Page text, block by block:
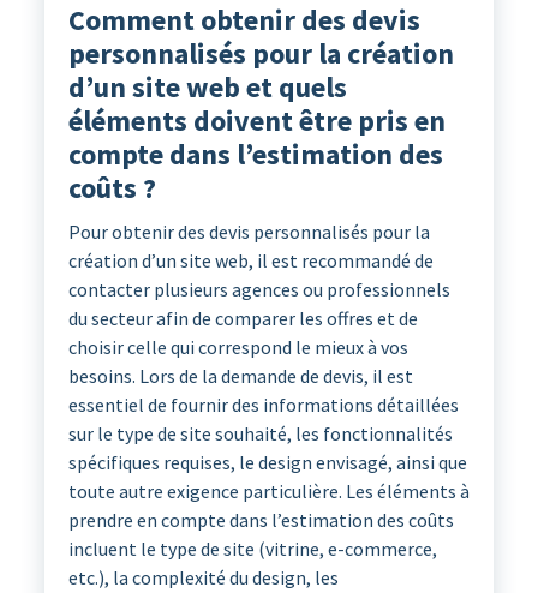
Comment obtenir des devis
personnalisés pour la création
d’un site web et quels
éléments doivent être pris en
compte dans l’estimation des
coûts ?
Pour obtenir des devis personnalisés pour la
création d’un site web, il est recommandé de
contacter plusieurs agences ou professionnels
du secteur afin de comparer les offres et de
choisir celle qui correspond le mieux à vos
besoins. Lors de la demande de devis, il est
essentiel de fournir des informations détaillées
sur le type de site souhaité, les fonctionnalités
spécifiques requises, le design envisagé, ainsi que
toute autre exigence particulière. Les éléments à
prendre en compte dans l’estimation des coûts
incluent le type de site (vitrine, e-commerce,
etc.), la complexité du design, les